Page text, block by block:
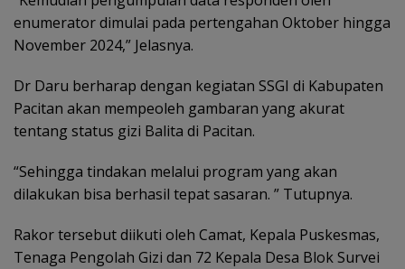
enumerator dimulai pada pertengahan Oktober hingga
November 2024,” Jelasnya.
Dr Daru berharap dengan kegiatan SSGI di Kabupaten
Pacitan akan mempeoleh gambaran yang akurat
tentang status gizi Balita di Pacitan.
“Sehingga tindakan melalui program yang akan
dilakukan bisa berhasil tepat sasaran. ” Tutupnya.
Rakor tersebut diikuti oleh Camat, Kepala Puskesmas,
Tenaga Pengolah Gizi dan 72 Kepala Desa Blok Survei